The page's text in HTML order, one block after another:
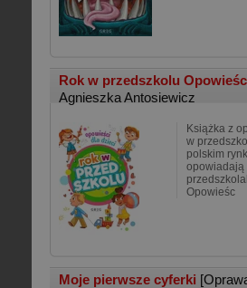
Rok w przedszkolu
Agnieszka Antosiewicz
Książka z
w
polskim
opowiadają
Opowieśc
Moje pierwsze cyferki